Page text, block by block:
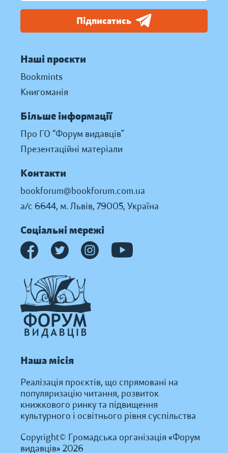
Підписатись
Наші проєкти
Bookmints
Книгоманія
Більше інформації
Про ГО “Форум видавців”
Презентаційні матеріали
Контакти
bookforum@bookforum.com.ua
а/с 6644, м. Львів, 79005, Україна
Соціальні мережі
Наша місія
Реалізація проєктів, що спрямовані на
популяризацію читання, розвиток
книжкового ринку та підвищення
культурного і освітнього рівня суспільства
Copyright© Громадська організація «Форум
видавців» 2026